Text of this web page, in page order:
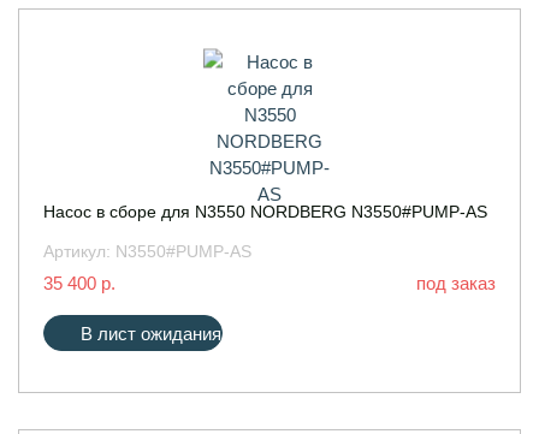
Насос в сборе для N3550 NORDBERG N3550#PUMP-AS
Артикул: N3550#PUMP-AS
35 400 р. под заказ
В лист ожидания